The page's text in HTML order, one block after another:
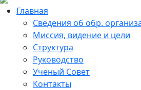
Главная
Сведения об обр.
Миссия, видение и цели
Структура
Руководство
Ученый Совет
Контакты